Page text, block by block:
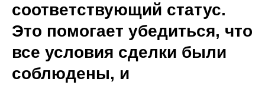
соответствующий статус.
Это помогает убедиться, что
все условия сделки были
соблюдены, и